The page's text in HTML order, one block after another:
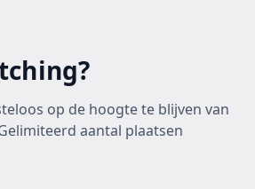
op de hoogte te blijven van
aantal plaatsen